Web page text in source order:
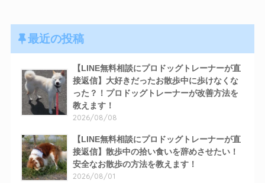
最近の投稿
【LINE無料相談にプロドッグトレーナーが直
接返信】大好きだったお散歩中に歩けなくな
った？！プロドッグトレーナーが改善方法を
教えます！
2026/08/08
【LINE無料相談にプロドッグトレーナーが直
接返信】散歩中の拾い食いを辞めさせたい！
安全なお散歩の方法を教えます！
2026/08/01